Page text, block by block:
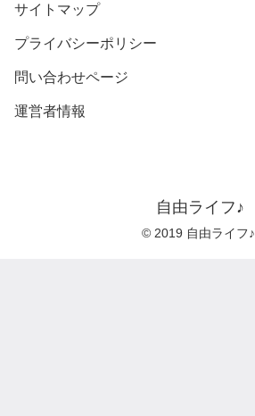
サイトマップ
プライバシーポリシー
問い合わせページ
運営者情報
自由ライフ♪
© 2019 自由ライフ♪.